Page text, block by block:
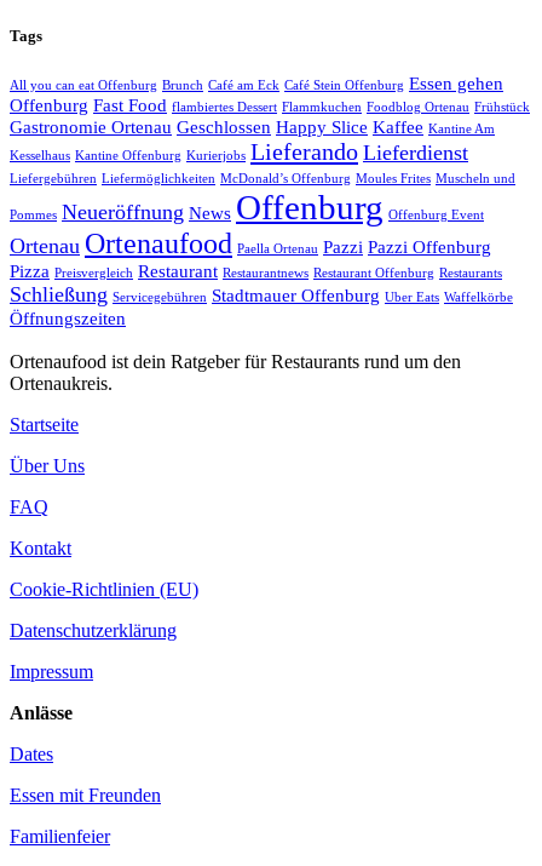
Tags
All you can eat Offenburg Brunch Café am Eck Café Stein Offenburg Essen gehen
Offenburg Fast Food flambiertes Dessert Flammkuchen Foodblog Ortenau Frühstück
Gastronomie Ortenau Geschlossen Happy Slice Kaffee Kantine Am
Kesselhaus Kantine Offenburg Kurierjobs Lieferando Lieferdienst
Liefergebühren Liefermöglichkeiten McDonald’s Offenburg Moules Frites Muscheln und
Pommes Neueröffnung News Offenburg Offenburg Event
Ortenau Ortenaufood Paella Ortenau Pazzi Pazzi Offenburg
Pizza Preisvergleich Restaurant Restaurantnews Restaurant Offenburg Restaurants
Schließung Servicegebühren Stadtmauer Offenburg Uber Eats Waffelkörbe
Öffnungszeiten
Ortenaufood ist dein Ratgeber für Restaurants rund um den
Ortenaukreis.
Startseite
Über Uns
FAQ
Kontakt
Cookie-Richtlinien (EU)
Datenschutzerklärung
Impressum
Anlässe
Dates
Essen mit Freunden
Familienfeier